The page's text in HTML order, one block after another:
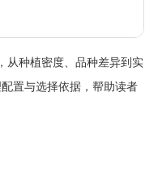
从种植密度、品种差异到实
置与选择依据，帮助读者